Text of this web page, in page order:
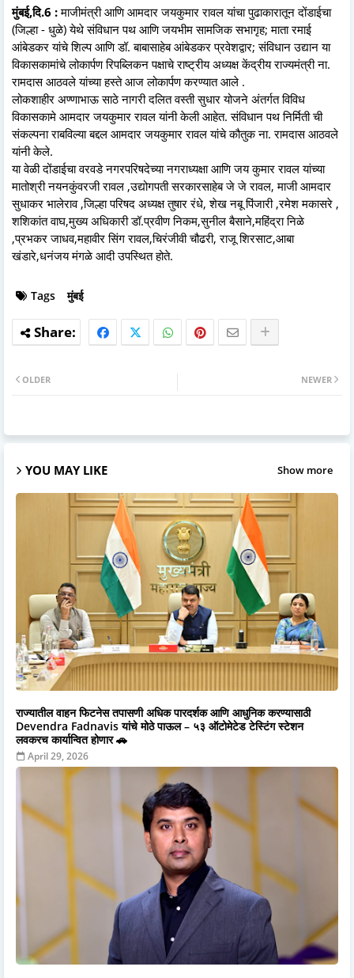
मुंबई,दि.6 :माजीमंत्री आणि आमदार जयकुमार रावल यांचा पुढाकारातून दोंडाईचा
(जिल्हा - धुळे) येथे संविधान पथ आणि जयभीम सामजिक सभागृह; माता रमाई
आंबेडकर यांचे शिल्प आणि डॉ. बाबासाहेब आंबेडकर प्रवेशद्वार; संविधान उद्यान या
विकासकामांचे लोकार्पण रिपब्लिकन पक्षाचे राष्ट्रीय अध्यक्ष केंद्रीय राज्यमंत्री ना.
रामदास आठवले यांच्या हस्ते आज लोकार्पण करण्यात आले .
लोकशाहीर अण्णाभाऊ साठे नागरी दलित वस्ती सुधार योजने अंतर्गत विविध
विकासकामे आमदार जयकुमार रावल यांनी केली आहेत. संविधान पथ निर्मिती ची
संकल्पना राबविल्या बद्दल आमदार जयकुमार रावल यांचे कौतुक ना. रामदास आठवले
यांनी केले.
या वेळी दोंडाईचा वरवडे नगरपरिषदेच्या नगराध्यक्षा आणि जय कुमार रावल यांच्या
मातोश्री नयनकुंवरजी रावल ,उद्योगपती सरकारसाहेब जे जे रावल, माजी आमदार
सुधाकर भालेराव ,जिल्हा परिषद अध्यक्ष तुषार रंधे, शेख नबू पिंजारी ,रमेश मकासरे ,
शशिकांत वाघ,मुख्य अधिकारी डॉ.प्रवीण निकम,सुनील बैसाने,महिंद्रा निळे
,प्रभकर जाधव,महावीर सिंग रावल,चिरंजीवी चौढरी, राजू शिरसाट,आबा
खंडारे,धनंजय मंगळे आदी उपस्थित होते.
Tags मुंबई
NEWER
OLDER
YOU MAY LIKE Show more
राज्यातील वाहन फिटनेस तपासणी अधिक पारदर्शक आणि आधुनिक करण्यासाठी
Devendra Fadnavis यांचे मोठे पाऊल – ५३ ऑटोमेटेड टेस्टिंग स्टेशन
लवकरच कार्यान्वित होणार 🚗
April 29, 2026